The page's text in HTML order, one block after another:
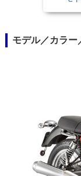
モデル／カラー